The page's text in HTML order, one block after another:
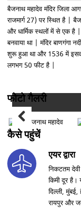
बैजनाथ महादेव मंदिर जिला
राजमार्ग 27) पर स्थित है |
और धार्मिक स्थलों में से एक है
बनवाया था | मंदिर बाणगंगा
शुरू हुआ था और 1536 में इसका
लगभग 50 फीट है |
फोटो गैलरी
कैसे पहुंचें
एयर द्वारा
निकटतम
किमी दूर
दिल्ली,
रायपुर और